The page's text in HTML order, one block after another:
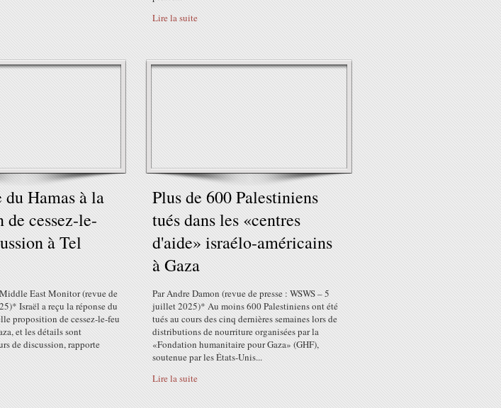
Lire la suite
du Hamas à la
cessez-le-
à Tel
East Monitor (revue de
Israël a reçu la réponse du
proposition de cessez-le-feu
et les détails sont
de discussion, rapporte
Plus de 600 Palestiniens
tués dans les «centres
d'aide» israélo-américains
à Gaza
Par Andre Damon (revue de presse : WSWS – 5
juillet 2025)* Au moins 600 Palestiniens ont été
tués au cours des cinq dernières semaines lors de
distributions de nourriture organisées par la
«Fondation humanitaire pour Gaza» (GHF),
soutenue par les États-Unis...
Lire la suite